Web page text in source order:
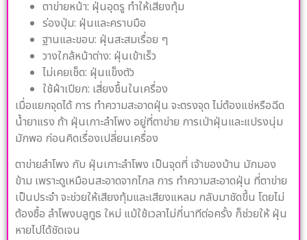
ตาข่ายหน้า: ฝุ่นอุดรู ทำให้เสียงทุ้ม
ร่องปุ่ม: ฝุ่นและคราบมือ
ฐานและขอบ: ฝุ่นสะสมเรื่อย ๆ
วางใกล้หน้าต่าง: ฝุ่นเข้าเร็ว
ไม่เคยเช็ด: ฝุ่นแข็งตัว
ใช้ผ้าเปียก: เสี่ยงชื้นในเครื่อง
เมื่อแยกจุดได้ การ ทำความสะอาดฝุ่น จะตรงจุด ไม่ต้องแช่หรือฉีด
น้ำยาแรง ถ้า ฝุ่นเกาะลำโพง อยู่ที่ตาข่าย การเป่าฝุ่นและแปรงนุ่ม
มักพอ ก่อนคิดเรื่องเปลี่ยนเครื่อง
ตาข่ายลำโพง กับ ฝุ่นเกาะลำโพง เป็นจุดที่ เจ้าของบ้าน มักมอง
ข้าม เพราะดูเหมือนสะอาดจากไกล การ ทำความสะอาดฝุ่น ที่ตาข่าย
เป็นประจำ จะช่วยให้เสียงทุ้มและเสียงแหลม กลับมาชัดขึ้น โดยไม่
ต้องซื้อ ลำโพงบลูทูธ ใหม่ แม้ใช้เวลาไม่กี่นาทีต่อครั้ง ก็ช่วยให้ ฝุ่น
หายไปได้ชัดเจน